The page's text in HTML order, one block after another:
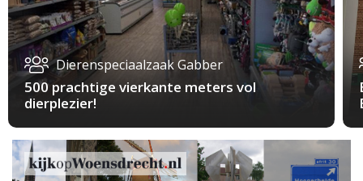
Dierenspeciaalzaak Gabber
500 prachtige vierkante meters vol
dierplezier!